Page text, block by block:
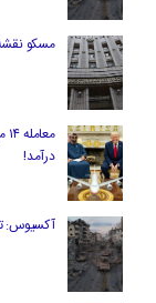
مسکو نقشه
درآمد!
آکسیوس: